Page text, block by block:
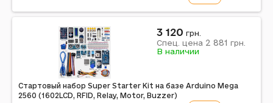
Стартовый набор Super Starter Kit на базе Arduino Mega
2560 (1602LCD, RFID, Relay, Motor, Buzzer)
3 120 грн.
Спец. цена 2 881 грн.
В наличии